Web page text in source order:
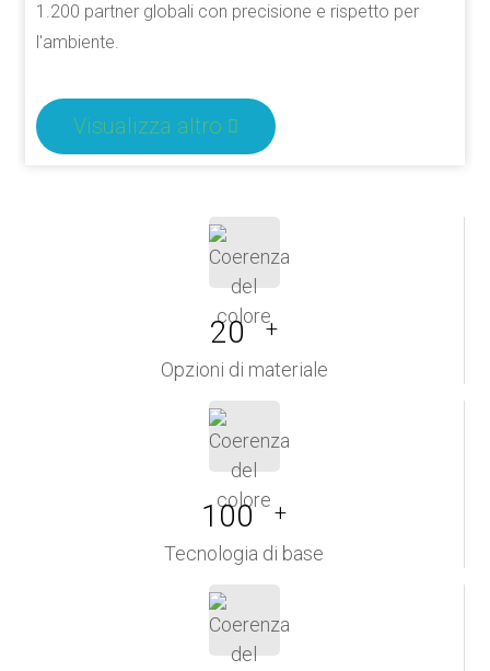
1.200 partner globali con precisione e rispetto per
l'ambiente.
Visualizza altro
20 +
Opzioni di materiale
100 +
Tecnologia di base